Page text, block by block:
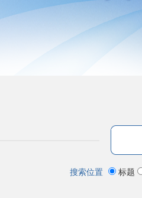
搜索位置 标题